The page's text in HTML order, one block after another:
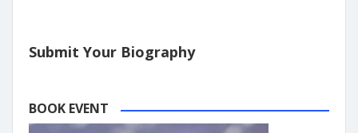
Submit Your Biography
BOOK EVENT